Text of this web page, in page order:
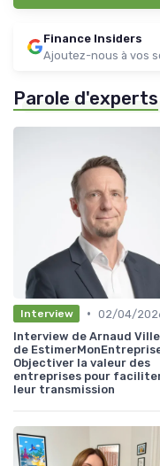
Finance Insiders
Ajoutez-nous à vos
Parole d'experts
Interview • 02/04/
Interview de Arnaud
de
Objectiver la valeur des
entreprises pour
leur transmission